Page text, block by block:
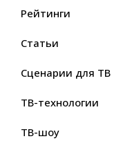
Рейтинги
Статьи
Сценарии для ТВ
ТВ-технологии
ТВ-шоу